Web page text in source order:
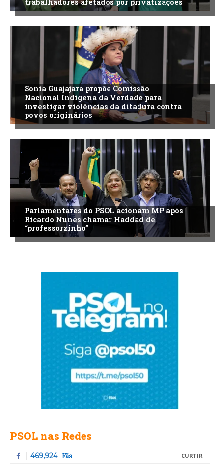
trabalhadores afetados por privatizações
Sonia Guajajara propõe Comissão
Nacional Indígena da Verdade para
investigar violências da ditadura contra
povos originários
Parlamentares do PSOL acionam MP após
Ricardo Nunes chamar Haddad de
“professorzinho”
PSOL nas Redes
469,924 Fãs CURTIR